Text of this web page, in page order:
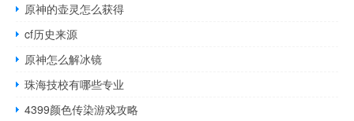
原神的壶灵怎么获得
cf历史来源
原神怎么解冰镜
珠海技校有哪些专业
4399颜色传染游戏攻略